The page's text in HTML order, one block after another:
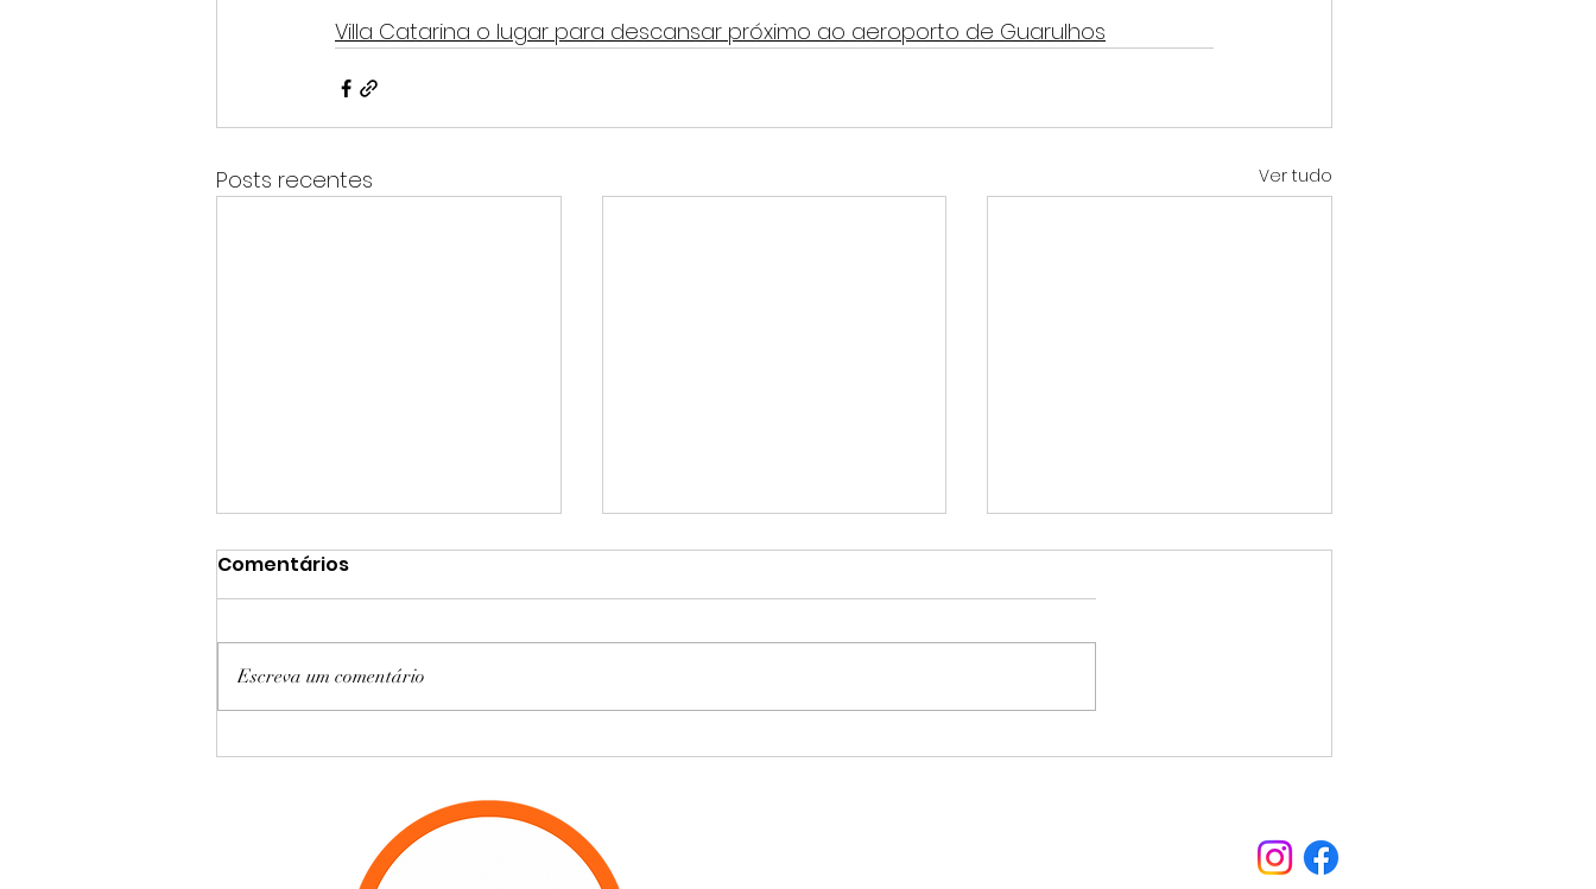
Villa Catarina o lugar para descansar próximo ao aeroporto de Guarulhos
Posts recentes Ver tudo
Estacionamento
que cada vez mais
viajantes escolhem ir de
carro até o aeroporto
Estacionamento
Vai pegar estrada para
próximo ao aeroporto de
Comentários
Escreva um comentário